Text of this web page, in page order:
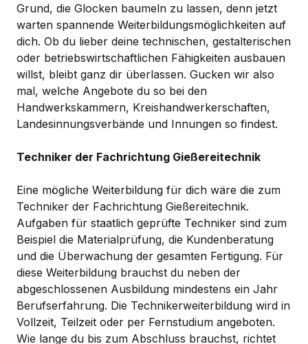
Grund, die Glocken baumeln zu lassen, denn jetzt
warten spannende Weiterbildungsmöglichkeiten auf
dich. Ob du lieber deine technischen, gestalterischen
oder betriebswirtschaftlichen Fähigkeiten ausbauen
willst, bleibt ganz dir überlassen. Gucken wir also
mal, welche Angebote du so bei den
Handwerkskammern, Kreishandwerkerschaften,
Landesinnungsverbände und Innungen so findest.
Techniker der Fachrichtung Gießereitechnik
Eine mögliche Weiterbildung für dich wäre die zum
Techniker der Fachrichtung Gießereitechnik.
Aufgaben für staatlich geprüfte Techniker sind zum
Beispiel die Materialprüfung, die Kundenberatung
und die Überwachung der gesamten Fertigung. Für
diese Weiterbildung brauchst du neben der
abgeschlossenen Ausbildung mindestens ein Jahr
Berufserfahrung. Die Technikerweiterbildung wird in
Vollzeit, Teilzeit oder per Fernstudium angeboten.
Wie lange du bis zum Abschluss brauchst, richtet